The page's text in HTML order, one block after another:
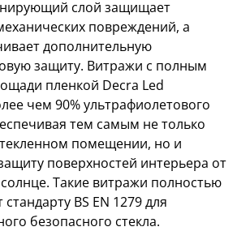
слой защищает
повреждений, а
дополнительную
защиту. Витражи с полным
пленкой Decra Led
чем 90% ультрафиолетового
тем самым не только
помещении, но и
поверхностей интерьера от
Такие витражи полностью
BS EN 1279 для
безопасного стекла.